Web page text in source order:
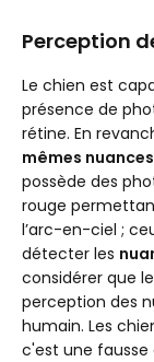
Perception
Le chien est
présence de
rétine. En
mêmes
possède des
rouge
l’arc-en-ciel ;
détecter les
considérer que
perception des
humain. Les
c'est une fausse